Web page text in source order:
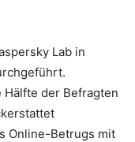
Lab in
Hälfte der Befragten
Online-Betrugs mit